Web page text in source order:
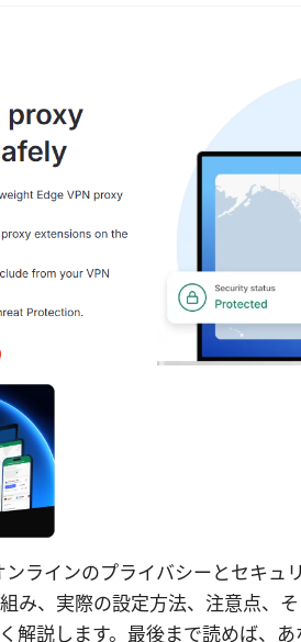
ラインのプライバシーとセキュ
み、実際の設定方法、注意点、
解説します。最後まで読めば、